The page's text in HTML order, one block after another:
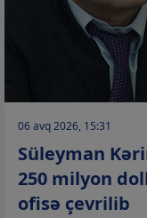
06 avq 2026, 15:31
Süleyman
250 milyon
ofisə çevrilib